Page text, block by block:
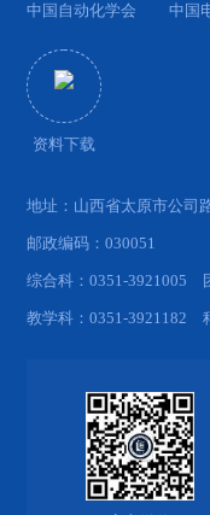
中国自动化学会 中国
资料下载
地址：山西省太原市公司
邮政编码：030051
综合科：0351-3921005
教学科：0351-3921182